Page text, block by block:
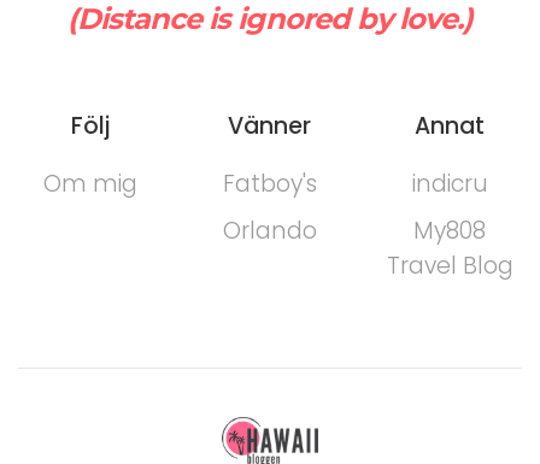
(Distance is ignored by love.)
Följ
Om mig
Vänner
Fatboy's
Orlando
Annat
indicru
My808
Travel Blog